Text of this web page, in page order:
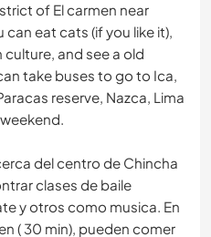
of El carmen near
can eat cats (if you like it),
and see a old
take buses to go to Ica,
reserve, Nazca, Lima
del centro de Chincha
clases de baile
y otros como musica. En
( 30 min), pueden comer